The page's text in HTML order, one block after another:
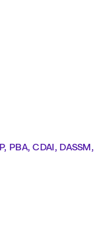
PBA, CDAI, DASSM,